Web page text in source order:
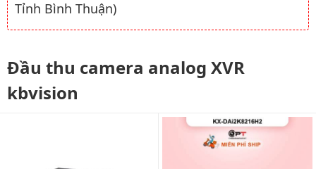
Tỉnh Bình Thuận)
Đầu thu camera analog XVR
kbvision